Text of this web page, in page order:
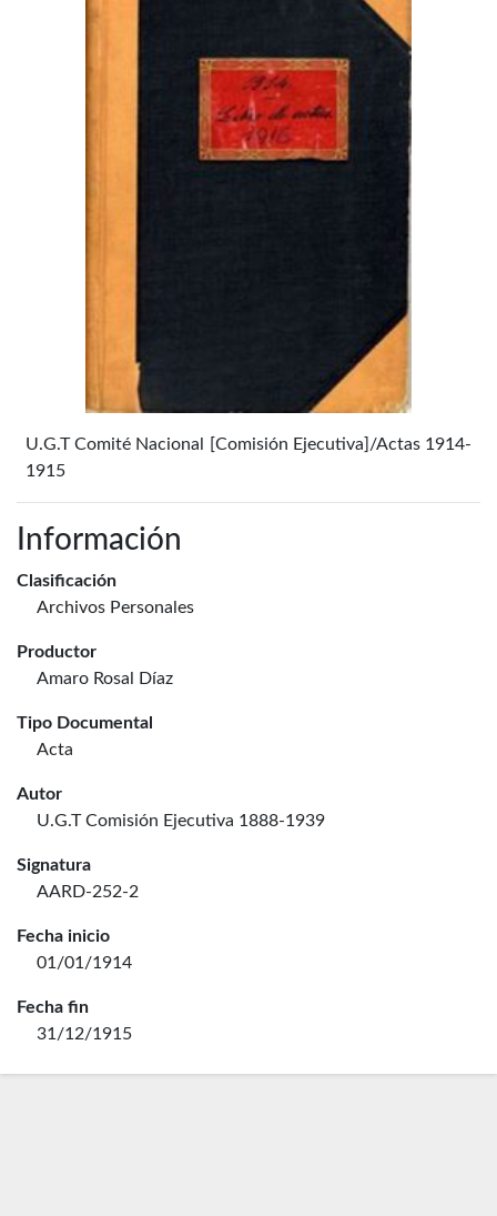
U.G.T Comité Nacional [Comisión Ejecutiva]/Actas 1914-
1915
Información
Clasificación
Archivos Personales
Productor
Amaro Rosal Díaz
Tipo Documental
Acta
Autor
U.G.T Comisión Ejecutiva 1888-1939
Signatura
AARD-252-2
Fecha inicio
01/01/1914
Fecha fin
31/12/1915